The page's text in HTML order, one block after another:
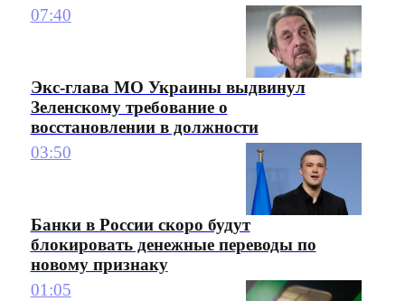
07:40
Экс-глава МО Украины выдвинул
Зеленскому требование о
восстановлении в должности
03:50
Банки в России скоро будут
блокировать денежные переводы по
новому признаку
01:05